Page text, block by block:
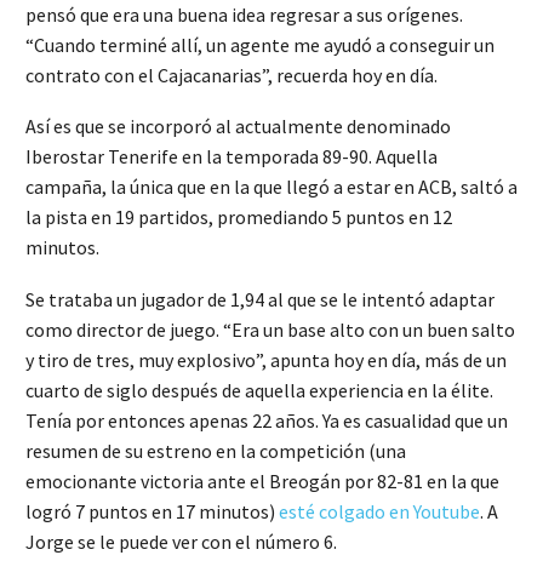
pensó que era una buena idea regresar a sus orígenes.
“Cuando terminé allí, un agente me ayudó a conseguir un
contrato con el Cajacanarias”, recuerda hoy en día.
Así es que se incorporó al actualmente denominado
Iberostar Tenerife en la temporada 89-90. Aquella
campaña, la única que en la que llegó a estar en ACB, saltó a
la pista en 19 partidos, promediando 5 puntos en 12
minutos.
Se trataba un jugador de 1,94 al que se le intentó adaptar
como director de juego. “Era un base alto con un buen salto
y tiro de tres, muy explosivo”, apunta hoy en día, más de un
cuarto de siglo después de aquella experiencia en la élite.
Tenía por entonces apenas 22 años. Ya es casualidad que un
resumen de su estreno en la competición (una
emocionante victoria ante el Breogán por 82-81 en la que
logró 7 puntos en 17 minutos) esté colgado en Youtube. A
Jorge se le puede ver con el número 6.